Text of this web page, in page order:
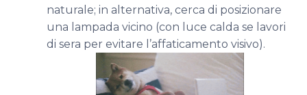
naturale; in alternativa, cerca di posizionare
una lampada vicino (con luce calda se lavori
di sera per evitare l’affaticamento visivo).